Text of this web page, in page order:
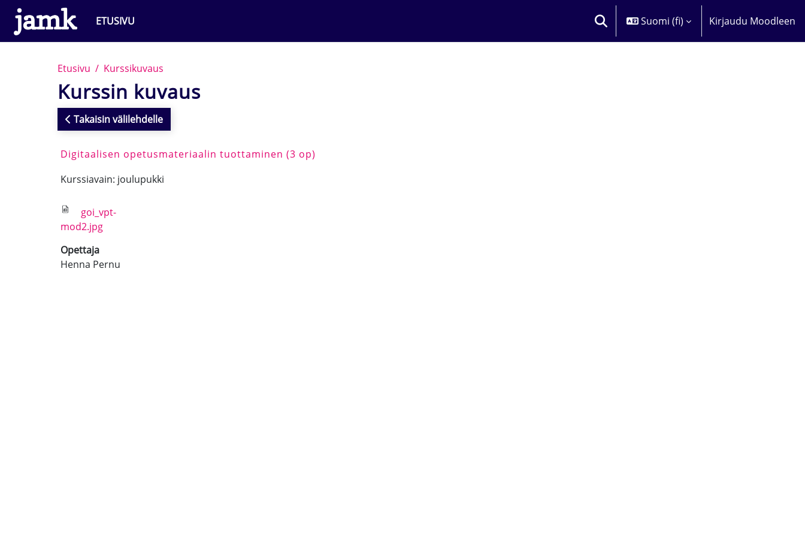
Siirry pääsisältöön
ETUSIVU
VAIHDA HAKUSYÖTTÖÄ
Suomi ‎(fi)‎ Kirjaudu Moodleen
Etusivu Kurssikuvaus
Kurssin kuvaus
Takaisin välilehdelle
Digitaalisen opetusmateriaalin tuottaminen (3 op)
Kurssiavain: joulupukki
goi_vpt-
mod2.jpg
Opettaja
Henna Pernu